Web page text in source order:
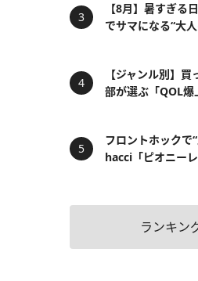
【8月】暑すぎる
でサマになる“大
【ジャンル別】
部が選ぶ「QOL爆
フロントホックで
hacci「ピオニー
ランキン